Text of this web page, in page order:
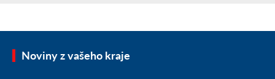
Noviny z vašeho kraje